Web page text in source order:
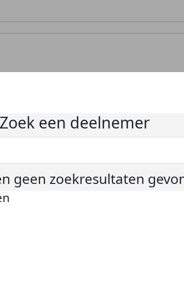
Zoek een deelnemer
geen zoekresultaten